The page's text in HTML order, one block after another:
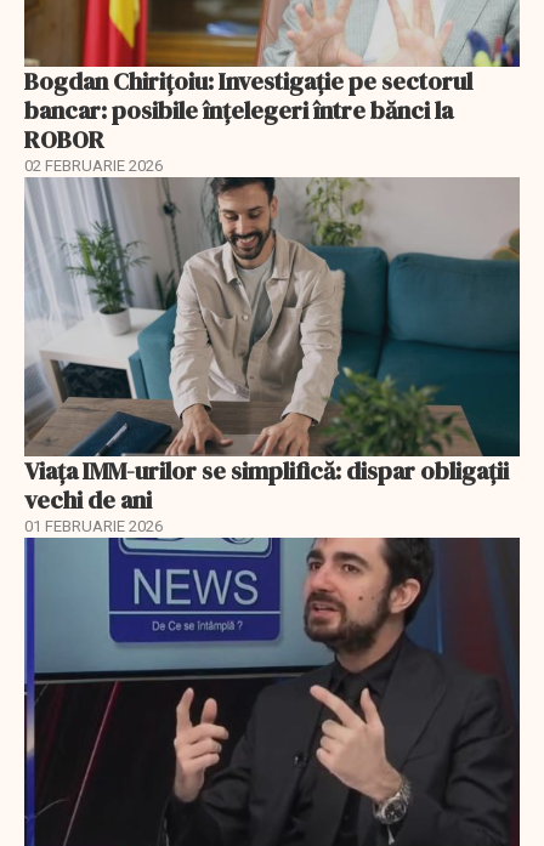
Bogdan Chirițoiu: Investigație pe sectorul
bancar: posibile înțelegeri între bănci la
ROBOR
02 FEBRUARIE 2026
Viața IMM-urilor se simplifică: dispar obligații
vechi de ani
01 FEBRUARIE 2026
EXCLUSIV